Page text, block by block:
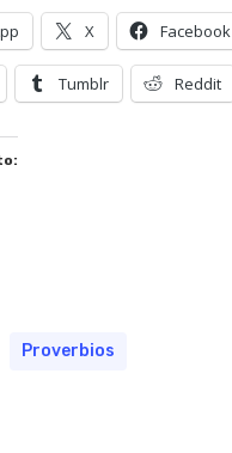
or ESC to close
X Facebook
Tumblr Reddit
Proverbios